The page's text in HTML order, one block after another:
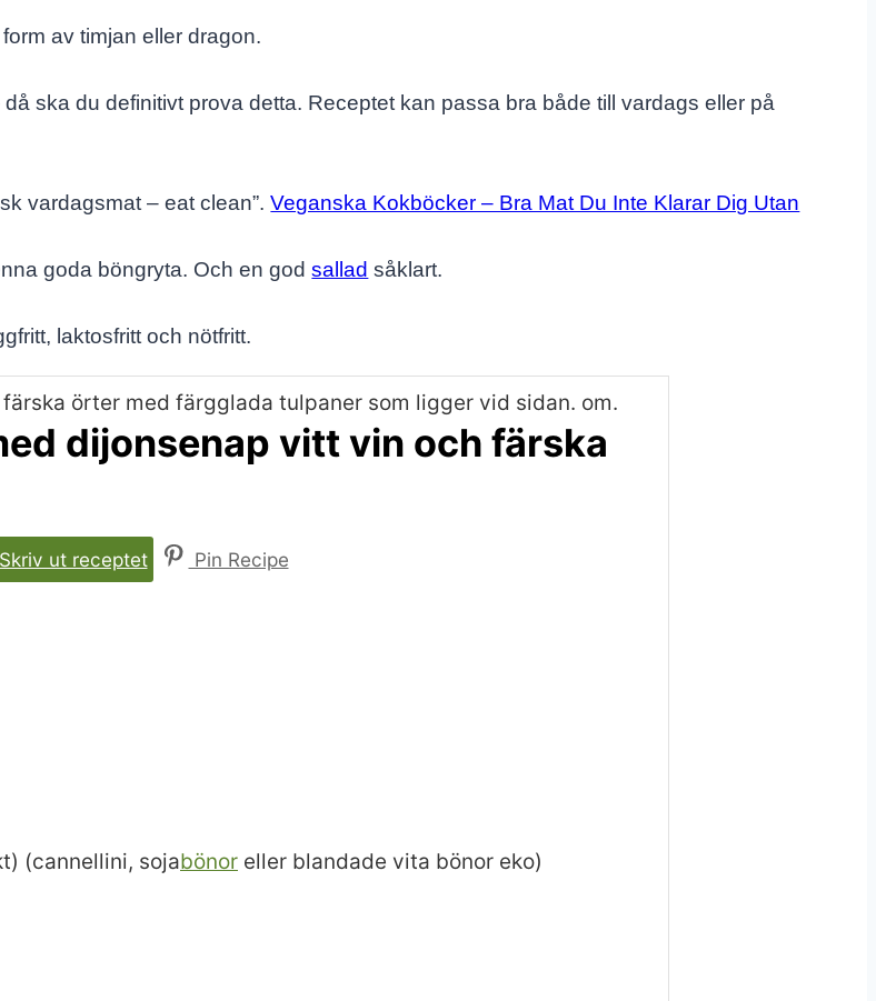
av timjan eller dragon.
då ska du definitivt prova detta. Receptet kan passa bra både till vardags eller på
vardagsmat – eat clean”.Veganska Kokböcker – Bra Mat Du Inte Klarar Dig Utan
goda böngryta. Och en godsallad såklart.
laktosfritt och nötfritt.
dijonsenap vitt vin och färska
Skriv ut receptet Pin Recipe
(cannellini, sojabönor eller blandade vita bönor eko)